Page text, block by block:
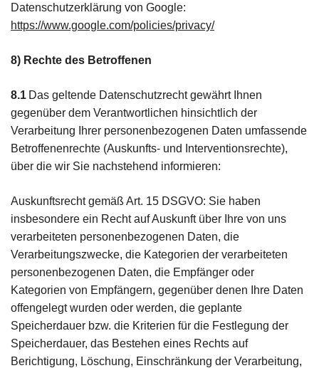
Datenschutzerklärung von Google:
https://www.google.com/policies/privacy/
8) Rechte des Betroffenen
8.1 Das geltende Datenschutzrecht gewährt Ihnen
gegenüber dem Verantwortlichen hinsichtlich der
Verarbeitung Ihrer personenbezogenen Daten umfassende
Betroffenenrechte (Auskunfts- und Interventionsrechte),
über die wir Sie nachstehend informieren:
Auskunftsrecht gemäß Art. 15 DSGVO: Sie haben
insbesondere ein Recht auf Auskunft über Ihre von uns
verarbeiteten personenbezogenen Daten, die
Verarbeitungszwecke, die Kategorien der verarbeiteten
personenbezogenen Daten, die Empfänger oder
Kategorien von Empfängern, gegenüber denen Ihre Daten
offengelegt wurden oder werden, die geplante
Speicherdauer bzw. die Kriterien für die Festlegung der
Speicherdauer, das Bestehen eines Rechts auf
Berichtigung, Löschung, Einschränkung der Verarbeitung,